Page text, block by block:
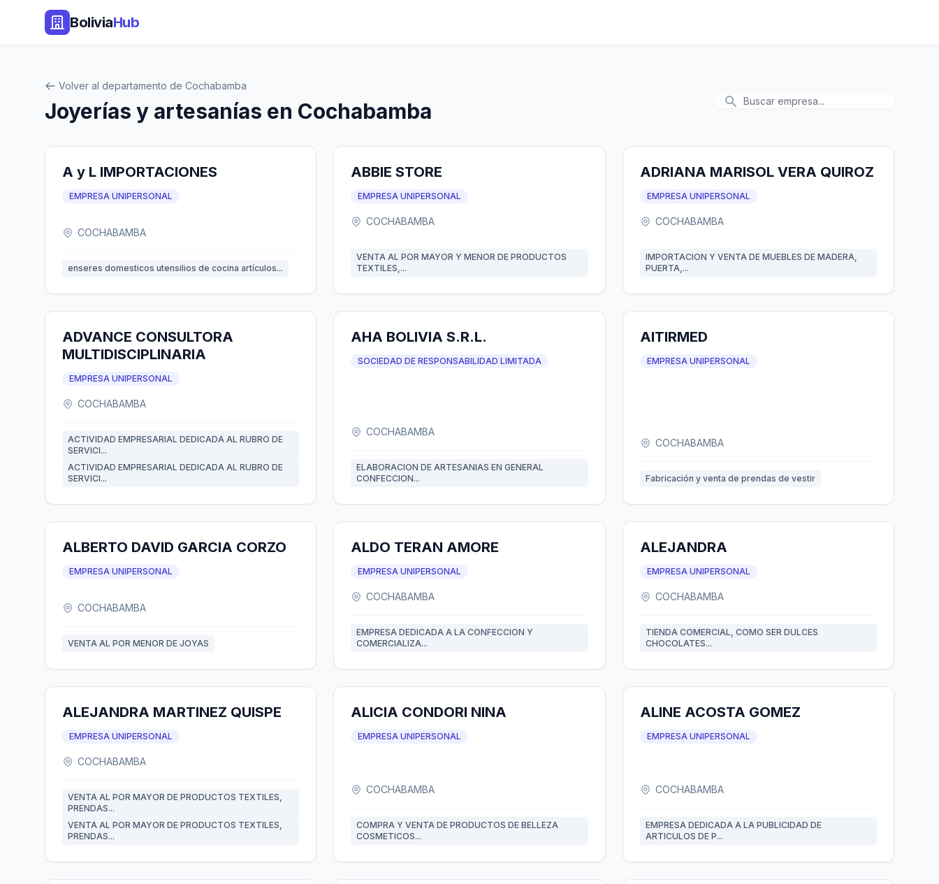
BoliviaHub
Volver al departamento de Cochabamba
Joyerías y artesanías en Cochabamba
A y L IMPORTACIONES
EMPRESA UNIPERSONAL
COCHABAMBA
enseres domesticos utensilios de cocina artículos...
ABBIE STORE
EMPRESA UNIPERSONAL
COCHABAMBA
VENTA AL POR MAYOR Y MENOR DE PRODUCTOS
TEXTILES,...
ADRIANA MARISOL VERA QUIROZ
EMPRESA UNIPERSONAL
COCHABAMBA
IMPORTACION Y VENTA DE MUEBLES DE MADERA,
PUERTA,...
ADVANCE CONSULTORA
MULTIDISCIPLINARIA
EMPRESA UNIPERSONAL
COCHABAMBA
ACTIVIDAD EMPRESARIAL DEDICADA AL RUBRO DE
SERVICI...
ACTIVIDAD EMPRESARIAL DEDICADA AL RUBRO DE
SERVICI...
AHA BOLIVIA S.R.L.
SOCIEDAD DE RESPONSABILIDAD LIMITADA
COCHABAMBA
ELABORACION DE ARTESANIAS EN GENERAL
CONFECCION...
AITIRMED
EMPRESA UNIPERSONAL
COCHABAMBA
Fabricación y venta de prendas de vestir
ALBERTO DAVID GARCIA CORZO
EMPRESA UNIPERSONAL
COCHABAMBA
VENTA AL POR MENOR DE JOYAS
ALDO TERAN AMORE
EMPRESA UNIPERSONAL
COCHABAMBA
EMPRESA DEDICADA A LA CONFECCION Y
COMERCIALIZA...
ALEJANDRA
EMPRESA UNIPERSONAL
COCHABAMBA
TIENDA COMERCIAL, COMO SER DULCES
CHOCOLATES...
ALEJANDRA MARTINEZ QUISPE
EMPRESA UNIPERSONAL
COCHABAMBA
VENTA AL POR MAYOR DE PRODUCTOS TEXTILES,
PRENDAS...
VENTA AL POR MAYOR DE PRODUCTOS TEXTILES,
PRENDAS...
ALICIA CONDORI NINA
EMPRESA UNIPERSONAL
COCHABAMBA
COMPRA Y VENTA DE PRODUCTOS DE BELLEZA
COSMETICOS...
ALINE ACOSTA GOMEZ
EMPRESA UNIPERSONAL
COCHABAMBA
EMPRESA DEDICADA A LA PUBLICIDAD DE
ARTICULOS DE P...